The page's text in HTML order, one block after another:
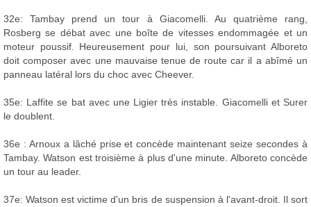
32e: Tambay prend un tour à Giacomelli. Au quatrième rang,
Rosberg se débat avec une boîte de vitesses endommagée et un
moteur poussif. Heureusement pour lui, son poursuivant Alboreto
doit composer avec une mauvaise tenue de route car il a abîmé un
panneau latéral lors du choc avec Cheever.
35e: Laffite se bat avec une Ligier très instable. Giacomelli et Surer
le doublent.
36e : Arnoux a lâché prise et concède maintenant seize secondes à
Tambay. Watson est troisième à plus d'une minute. Alboreto concède
un tour au leader.
37e: Watson est victime d'un bris de suspension à l'avant-droit. Il sort